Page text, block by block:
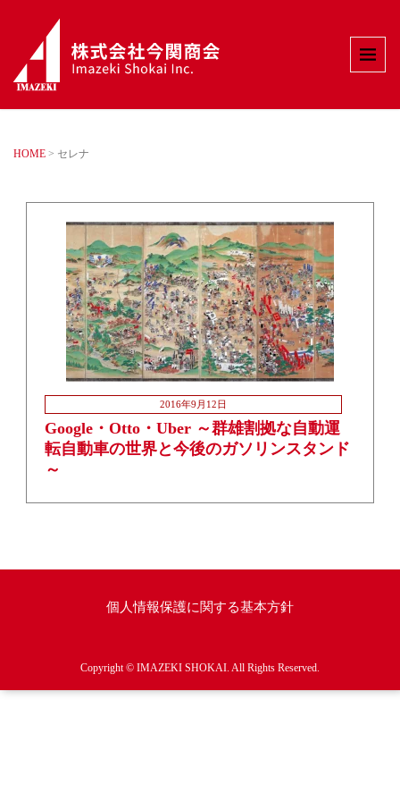
HOME > セレナ
2016年9月12日
Google・Otto・Uber ～群雄割拠な自動運
転自動車の世界と今後のガソリンスタンド
～
個人情報保護に関する基本方針
Copyright © IMAZEKI SHOKAI. All Rights Reserved.